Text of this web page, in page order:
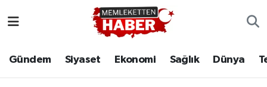
Gündem Siyaset Ekonomi Sağlık Dünya